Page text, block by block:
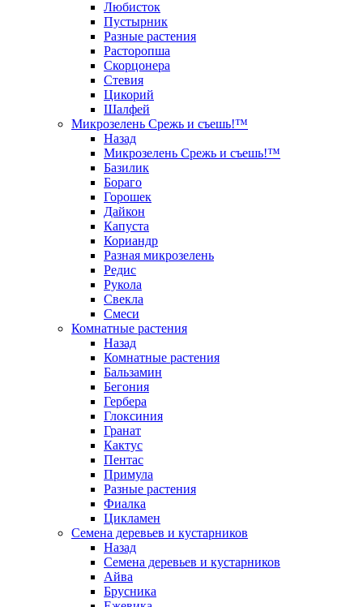
Любисток
Пустырник
Разные растения
Расторопша
Скорцонера
Стевия
Цикорий
Шалфей
Микрозелень Срежь и съешь!™
Назад
Микрозелень Срежь и съешь!™
Базилик
Бораго
Горошек
Дайкон
Капуста
Кориандр
Разная микрозелень
Редис
Рукола
Свекла
Смеси
Комнатные растения
Назад
Комнатные растения
Бальзамин
Бегония
Гербера
Глоксиния
Гранат
Кактус
Пентас
Примула
Разные растения
Фиалка
Цикламен
Семена деревьев и кустарников
Назад
Семена деревьев и кустарников
Айва
Брусника